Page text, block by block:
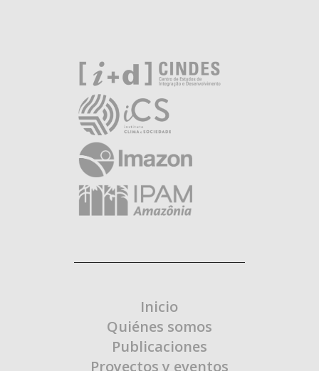
Inicio
Quiénes somos
Publicaciones
Proyectos y eventos